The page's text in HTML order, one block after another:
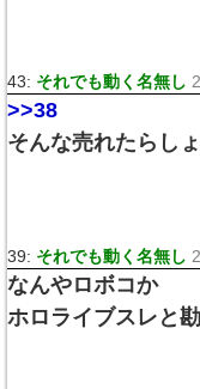
43: それでも動く名無し
>>38
そんな売れたらし
39: それでも動く名無し
なんやロボコか
ホロライブスレと